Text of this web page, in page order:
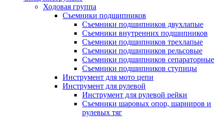
Ходовая группа
Съемники подшипников
Съемники подшипников двухлапые
Съемники внутренних подшипников
Съемники подшипников трехлапые
Съемники подшипников рельсовые
Съемники подшипников сепараторные
Съемники подшипников ступицы
Инструмент для мото цепи
Инструмент для рулевой
Инструмент для рулевой рейки
Съемники шаровых опор, шарниров и
рулевых тяг